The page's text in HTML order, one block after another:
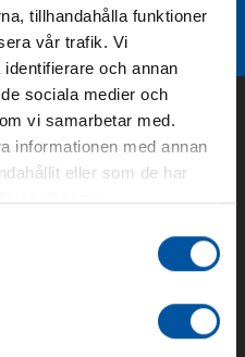
tillhandahålla funktioner
vår trafik. Vi
och annan
sociala medier och
vi samarbetar med.
informationen med annan
eller som de har
tjänster.